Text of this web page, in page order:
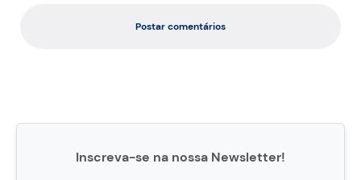
Postar comentários
Inscreva-se na nossa Newsletter!